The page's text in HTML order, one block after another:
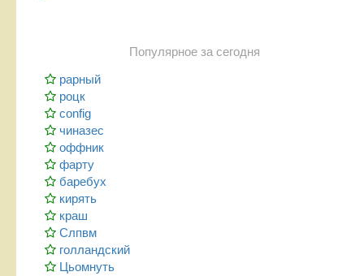
Популярное за сегодня
рарный
роцк
config
чиназес
оффник
фарту
баребух
кирять
краш
Слпвм
голландский
Цьомнуть